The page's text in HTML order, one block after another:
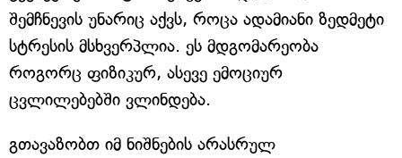
შემჩნევის უნარიც აქვს, როცა ადამიანი ზედმეტი
სტრესის მსხვერპლია. ეს მდგომარეობა
როგორც ფიზიკურ, ასევე ემოციურ
ცვლილებებში ვლინდება.
გთავაზობთ იმ ნიშნების არასრულ